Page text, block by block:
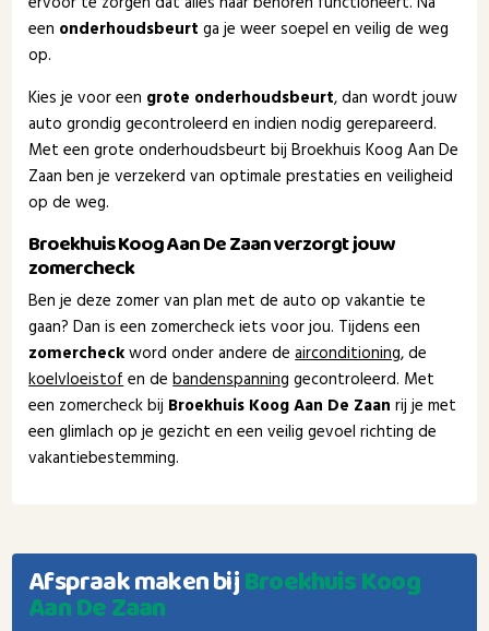
een onderhoudsbeurt ga je weer soepel en veilig de weg
op.
Kies je voor een grote onderhoudsbeurt, dan wordt jouw
auto grondig gecontroleerd en indien nodig gerepareerd.
Met een grote onderhoudsbeurt bij Broekhuis Koog Aan De
Zaan ben je verzekerd van optimale prestaties en veiligheid
op de weg.
Broekhuis Koog Aan De Zaan verzorgt jouw
zomercheck
Ben je deze zomer van plan met de auto op vakantie te
gaan? Dan is een zomercheck iets voor jou. Tijdens een
zomercheckword onder andere deairconditioning, de
koelvloeistofen debandenspanning gecontroleerd. Met
een zomercheck bij Broekhuis Koog Aan De Zaan rij je met
een glimlach op je gezicht en een veilig gevoel richting de
vakantiebestemming.
Afspraak maken bijBroekhuis Koog
Aan De Zaan